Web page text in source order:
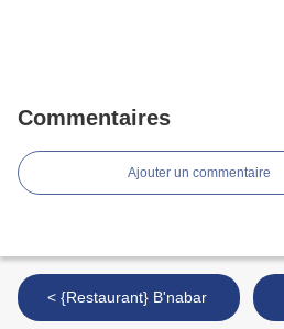
Commentaires
Ajouter un commentaire
< {Restaurant} B'nabar